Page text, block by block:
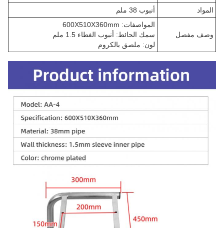
المواد
أنبوب 38 ملم
وصف مفصل
المواصفات: 600X510X360mm
سمك الحائط: أنبوب الغطاء 1.5 ملم
لون: ملصق بالكروم